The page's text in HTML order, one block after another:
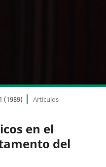
(1989) Artículos
en el
del